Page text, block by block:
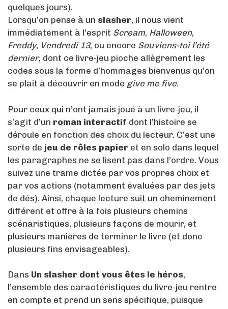
quelques jours).
Lorsqu’on pense à un slasher, il nous vient
immédiatement à l’esprit Scream, Halloween,
Freddy, Vendredi 13, ou encore Souviens-toi l’été
dernier, dont ce livre-jeu pioche allègrement les
codes sous la forme d’hommages bienvenus qu’on
se plait à découvrir en mode give me five.
Pour ceux qui n’ont jamais joué à un livre-jeu, il
s’agit d’un roman interactif dont l’histoire se
déroule en fonction des choix du lecteur. C’est une
sorte de jeu de rôles papier et en solo dans lequel
les paragraphes ne se lisent pas dans l’ordre. Vous
suivez une trame dictée par vos propres choix et
par vos actions (notamment évaluées par des jets
de dés). Ainsi, chaque lecture suit un cheminement
différent et offre à la fois plusieurs chemins
scénaristiques, plusieurs façons de mourir, et
plusieurs manières de terminer le livre (et donc
plusieurs fins envisageables).
Dans Un slasher dont vous êtes le héros,
l’ensemble des caractéristiques du livre-jeu rentre
en compte et prend un sens spécifique, puisque